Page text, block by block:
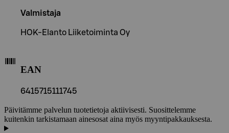
Valmistaja
HOK-Elanto Liiketoiminta Oy
EAN
6415715111745
Päivitämme palvelun tuotetietoja aktiivisesti. Suosittelemme
kuitenkin tarkistamaan ainesosat aina myös myyntipakkauksesta.